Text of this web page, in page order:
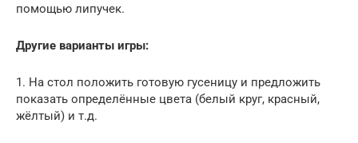
помощью липучек.
Другие варианты игры:
1. На стол положить готовую гусеницу и предложить
показать определённые цвета (белый круг, красный,
жёлтый) и т.д.